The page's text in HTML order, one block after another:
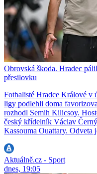
Obrovská škoda. Hradec
přesilovku
Fotbalisté Hradce Králové v
ligy podlehli doma
rozhodl Semih Kilicsoy.
český křídelník Václav
Kassouma Ouattary. Odveta
Aktuálně.cz - Sport
dnes, 19:05